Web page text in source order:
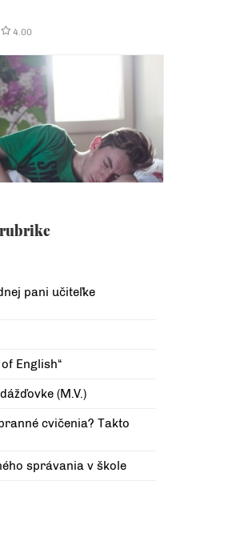
4.00
pani učiteľke
English“
(M.V.)
cvičenia? Takto
správania v škole